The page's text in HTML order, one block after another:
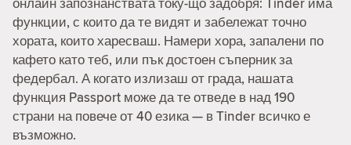
функции, с които да те видят и забележат точно
хората, които харесваш. Намери хора, запалени по
кафето като теб, или пък достоен съперник за
федербал. А когато излизаш от града, нашата
функция Passport може да те отведе в над 190
страни на повече от 40 езика — в Tinder всичко е
възможно.